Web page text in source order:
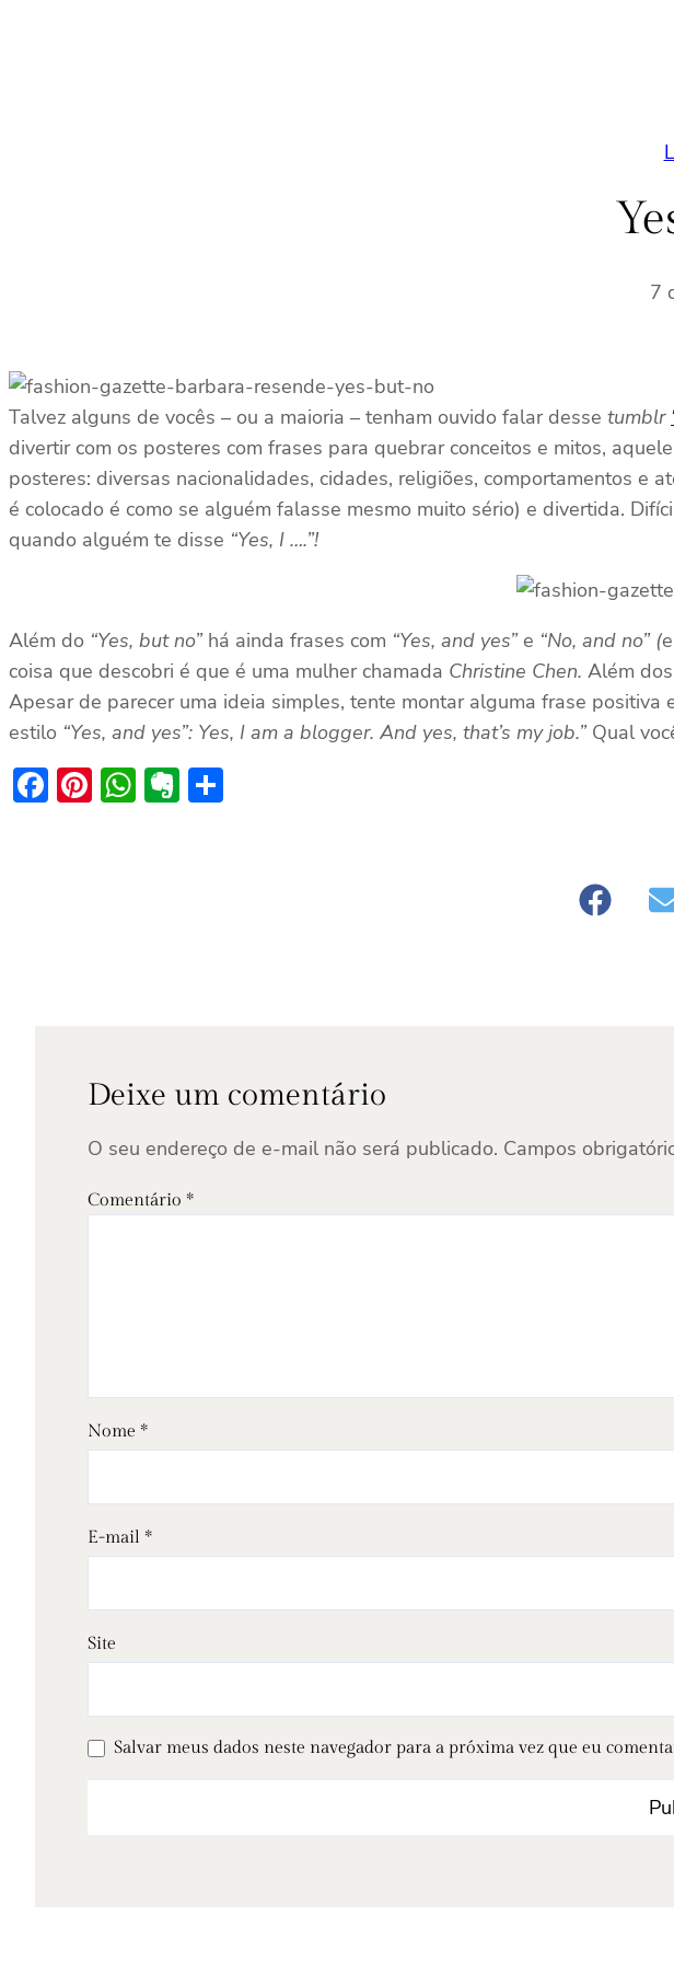
7
Talvez alguns de vocês – ou a maioria – tenham ouvido falar desse tumblr
divertir com os posteres com frases para quebrar conceitos e mitos,
posteres: diversas nacionalidades, cidades, religiões, comportamentos e
é colocado é como se alguém falasse mesmo muito sério) e divertida.
quando alguém te disse “Yes, I ….”!
Além do “Yes, but no”há ainda frases com “Yes, and yes”e “No, and no” (
coisa que descobri é que é uma mulher chamada Christine Chen. Além
Apesar de parecer uma ideia simples, tente montar alguma frase
estilo “Yes, and yes”: Yes, I am a blogger. And yes, that’s my job.” Qual
Facebook
Pinterest
WhatsApp
Evernote
Deixe um comentário
O seu endereço de e-mail não será publicado. Campos
Comentário *
Nome *
E-mail *
Site
Salvar meus dados neste navegador para a próxima vez que eu